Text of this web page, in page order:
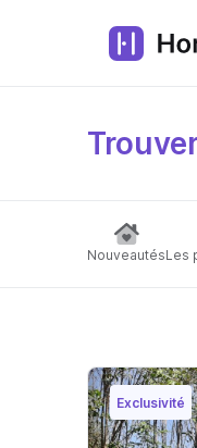
NouveautésLes
Exclusivité